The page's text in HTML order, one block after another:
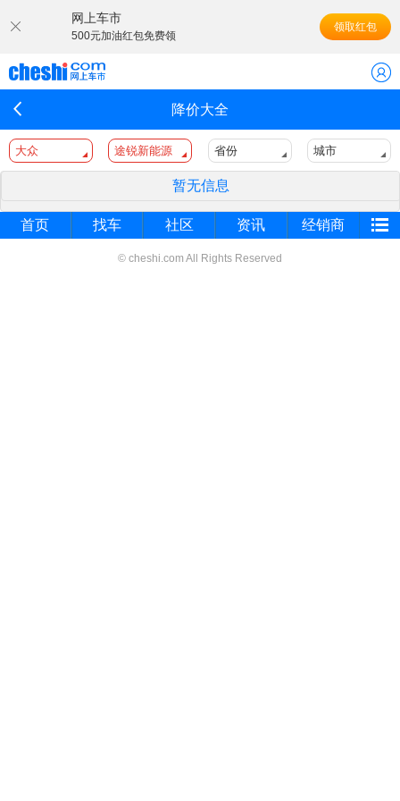
网上车市
500元加油红包免费领
领取红包
降价大全
大众 途锐新能源 省份 城市
暂无信息
首页 找车 社区 资讯 经销商
© cheshi.com All Rights Reserved